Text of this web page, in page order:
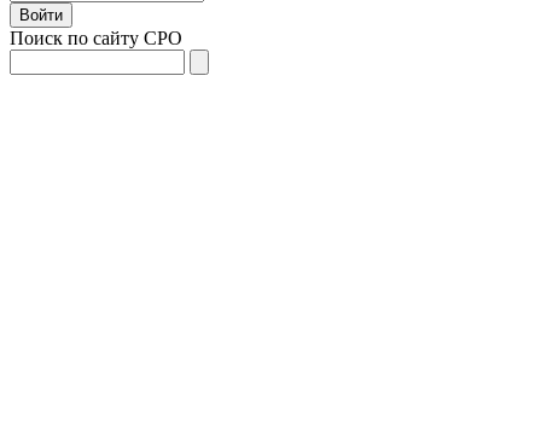
Поиск по сайту СРО